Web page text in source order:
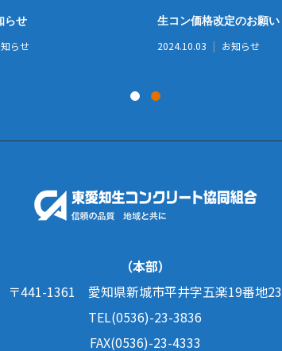
らせ
らせ
生コン価格改定のお願い
2024.10.03 お知らせ
（本部）
〒441-1361
愛知県新城市平井字五楽19番地23
TEL(0536)-23-3836
FAX(0536)-23-4333